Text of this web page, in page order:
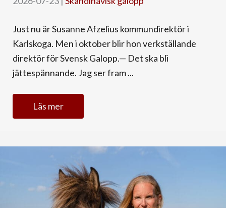
Just nu är Susanne Afzelius kommundirektör i
Karlskoga. Men i oktober blir hon verkställande
direktör för Svensk Galopp.— Det ska bli
jättespännande. Jag ser fram ...
Läs mer